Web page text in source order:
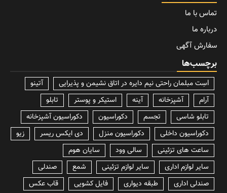
تماس با ما
درباره ما
سفارش آگهی
برچسب‌ها
lسِت مبلمان راحتی نیم دایره در اتاق نشیمن و پذیرایی
آتینو
آرام
آشپزخانه آینه استیکر و پوستر
تابلو
تابلو شاسی
تجسم دکوراسیون
دکوراسیون آشپزخانه
دکوراسیون داخلی
دکوراسیون منزل دی ایکس ریسر
زیو
ساعت های تزئینی
سالی وود
سایان هوم
سایر لوازم اداری
سایر لوازم تزئینی شمع
صندلی
صندلی اداری
طبقه دیواری فایل کشویی
قاب عکس